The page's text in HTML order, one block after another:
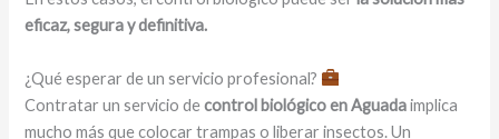
eficaz, segura y definitiva.
¿Qué esperar de un servicio profesional?
Contratar un servicio decontrol biológico en Aguadaimplica
mucho más que colocar trampas o liberar insectos. Un